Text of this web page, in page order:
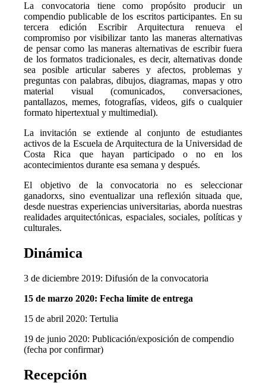
La convocatoria tiene como propósito producir un
compendio publicable de los escritos participantes. En su
tercera edición Escribir Arquitectura renueva el
compromiso por visibilizar tanto las maneras alternativas
de pensar como las maneras alternativas de escribir fuera
de los formatos tradicionales, es decir, alternativas donde
sea posible articular saberes y afectos, problemas y
preguntas con palabras, dibujos, diagramas, mapas y otro
material visual (comunicados, conversaciones,
pantallazos, memes, fotografías, videos, gifs o cualquier
formato hipertextual y multimedial).
La invitación se extiende al conjunto de estudiantes
activos de la Escuela de Arquitectura de la Universidad de
Costa Rica que hayan participado o no en los
acontecimientos durante esa semana y después.
El objetivo de la convocatoria no es seleccionar
ganadorxs, sino eventualizar una reflexión situada que,
desde nuestras experiencias universitarias, aborda nuestras
realidades arquitectónicas, espaciales, sociales, políticas y
culturales.
Dinámica
3 de diciembre 2019: Difusión de la convocatoria
15 de marzo 2020: Fecha límite de entrega
15 de abril 2020: Tertulia
19 de junio 2020: Publicación/exposición de compendio
(fecha por confirmar)
Recepción